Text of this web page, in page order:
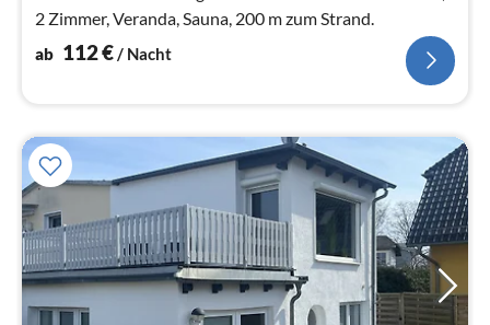
2 Zimmer, Veranda, Sauna, 200 m zum Strand.
ab 112€/ Nacht